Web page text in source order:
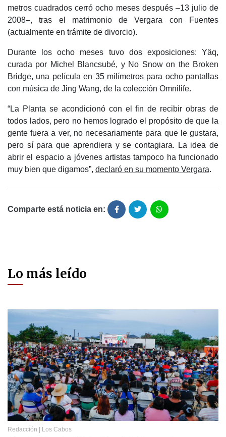
metros cuadrados cerró ocho meses después –13 julio de
2008–, tras el matrimonio de Vergara con Fuentes
(actualmente en trámite de divorcio).
Durante los ocho meses tuvo dos exposiciones: Yäq,
curada por Michel Blancsubé, y No Snow on the Broken
Bridge, una película en 35 milímetros para ocho pantallas
con música de Jing Wang, de la colección Omnilife.
“La Planta se acondicionó con el fin de recibir obras de
todos lados, pero no hemos logrado el propósito de que la
gente fuera a ver, no necesariamente para que le gustara,
pero sí para que aprendiera y se contagiara. La idea de
abrir el espacio a jóvenes artistas tampoco ha funcionado
muy bien que digamos”, declaró en su momento Vergara.
Comparte está noticia en:
Lo más leído
Redacción Los Cabos